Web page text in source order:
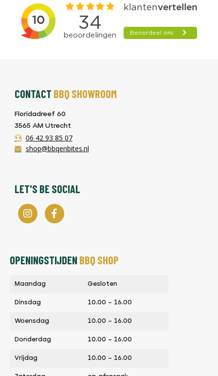
CONTACT BBQ SHOWROOM
Floridadreef 60
3565 AM Utrecht
06 42 93 85 07
shop@bbqenbites.nl
LET'S BE SOCIAL
OPENINGSTIJDENBBQ SHOP
Maandag Gesloten
Dinsdag 10.00 – 16.00
Woensdag 10.00 – 16.00
Donderdag 10.00 – 16.00
Vrijdag 10.00 – 16.00